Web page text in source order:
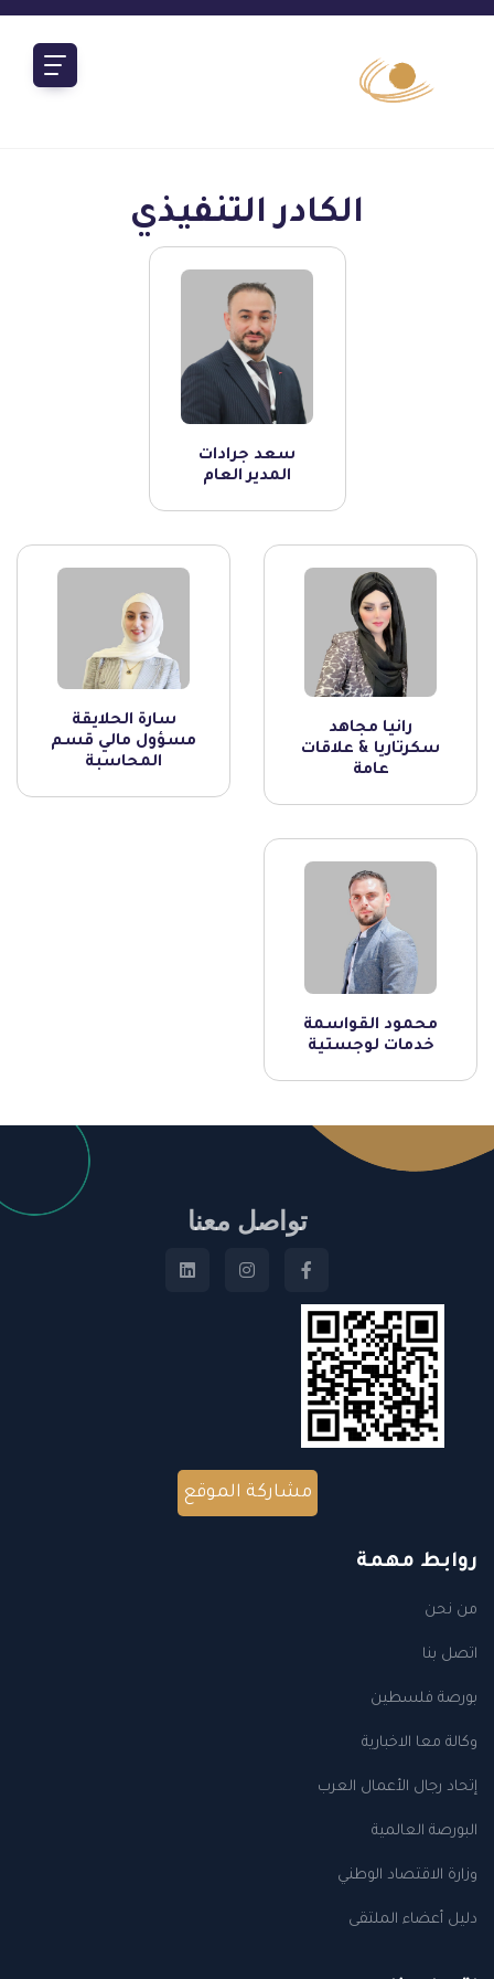
الكادر التنفيذي
سعد جرادات
المدير العام
رانيا مجاهد
سكرتاريا & علاقات
عامة
سارة الحلايقة
مسؤول مالي قسم
المحاسبة
محمود القواسمة
خدمات لوجستية
تواصل معنا
مشاركة الموقع
روابط مهمة
من نحن
اتصل بنا
بورصة فلسطين
وكالة معا الاخبارية
إتحاد رجال الأعمال العرب
البورصة العالمية
وزارة الاقتصاد الوطني
دليل أعضاء الملتقى